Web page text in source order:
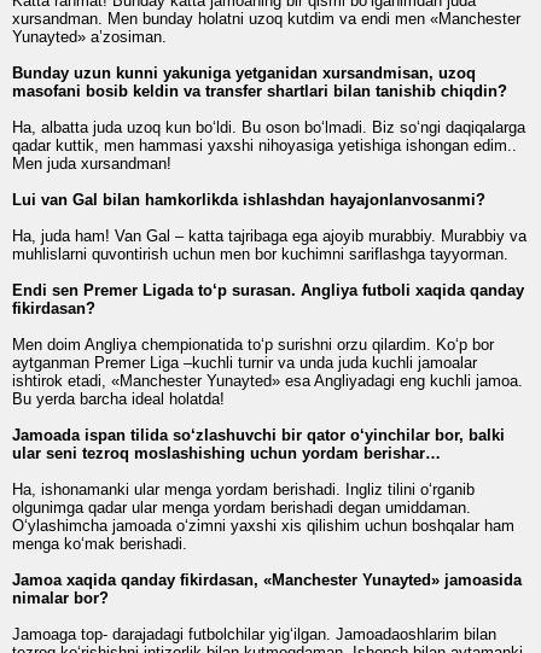
xursandman. Men bunday holatni uzoq kutdim va endi men «Manchester
Yunayted» a’zosiman.
Bunday uzun kunni yakuniga yetganidan xursandmisan, uzoq
masofani bosib keldin va transfer shartlari bilan tanishib chiqdin?
Ha, albatta juda uzoq kun bo‘ldi. Bu oson bo‘lmadi. Biz so‘ngi daqiqalarga
qadar kuttik, men hammasi yaxshi nihoyasiga yetishiga ishongan edim..
Men juda xursandman!
Lui van Gal bilan hamkorlikda ishlashdan hayajonlanvosanmi?
Ha, juda ham! Van Gal – katta tajribaga ega ajoyib murabbiy. Murabbiy va
muhlislarni quvontirish uchun men bor kuchimni sariflashga tayyorman.
Endi sen Premer Ligada to‘p surasan. Angliya futboli xaqida qanday
fikirdasan?
Men doim Angliya chempionatida to‘p surishni orzu qilardim. Ko‘p bor
aytganman Premer Liga –kuchli turnir va unda juda kuchli jamoalar
ishtirok etadi, «Manchester Yunayted» esa Angliyadagi eng kuchli jamoa.
Bu yerda barcha ideal holatda!
Jamoada ispan tilida so‘zlashuvchi bir qator o‘yinchilar bor, balki
ular seni tezroq moslashishing uchun yordam berishar…
Ha, ishonamanki ular menga yordam berishadi. Ingliz tilini o‘rganib
olgunimga qadar ular menga yordam berishadi degan umiddaman.
O‘ylashimcha jamoada o‘zimni yaxshi xis qilishim uchun boshqalar ham
menga ko‘mak berishadi.
Jamoa xaqida qanday fikirdasan, «Manchester Yunayted» jamoasida
nimalar bor?
Jamoaga top- darajadagi futbolchilar yig‘ilgan. Jamoadaoshlarim bilan